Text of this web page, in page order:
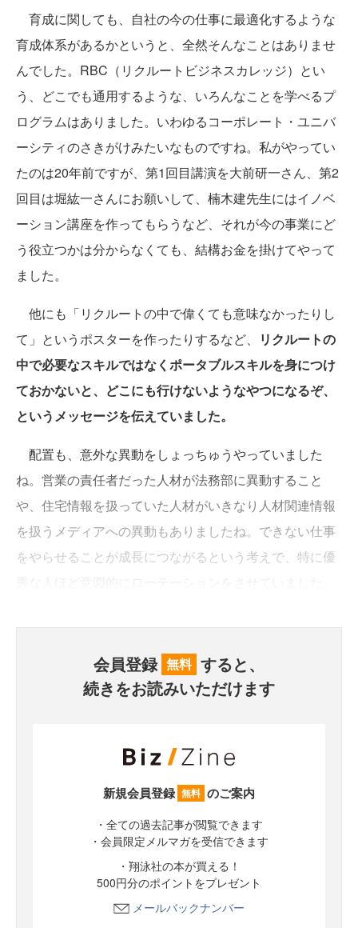
育成に関しても、自社の今の仕事に最適化するような
育成体系があるかというと、全然そんなことはありませ
んでした。RBC（リクルートビジネスカレッジ）とい
う、どこでも通用するような、いろんなことを学べるプ
ログラムはありました。いわゆるコーポレート・ユニバ
ーシティのさきがけみたいなものですね。私がやってい
たのは20年前ですが、第1回目講演を大前研一さん、第2
回目は堀紘一さんにお願いして、楠木建先生にはイノベ
ーション講座を作ってもらうなど、それが今の事業にど
う役立つかは分からなくても、結構お金を掛けてやって
ました。
他にも「リクルートの中で偉くても意味なかったりし
て」というポスターを作ったりするなど、
リクルートの
中で必要なスキルではなくポータブルスキルを身につけ
ておかないと、どこにも行けないようなやつになるぞ、
というメッセージを伝えていました。
配置も、意外な異動をしょっちゅうやっていました
ね。営業の責任者だった人材が法務部に異動すること
や、住宅情報を扱っていた人材がいきなり人材関連情報
を扱うメディアへの異動もありましたね。できない仕事
をやらせることが成長につながるという考えで、特に優
会員登録 無料 すると、
続きをお読みいただけます
新規会員登録 無料 のご案内
・全ての過去記事が閲覧できます
・会員限定メルマガを受信できます
・翔泳社の本が買える！
500円分のポイントをプレゼント
メールバックナンバー